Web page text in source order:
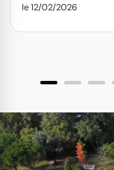
le 12/02/2026